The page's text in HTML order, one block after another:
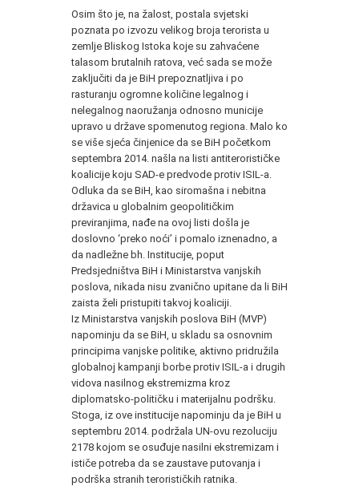
Osim što je, na žalost, postala svjetski
poznata po izvozu velikog broja terorista u
zemlje Bliskog Istoka koje su zahvaćene
talasom brutalnih ratova, već sada se može
zaključiti da je BiH prepoznatljiva i po
rasturanju ogromne količine legalnog i
nelegalnog naoružanja odnosno municije
upravo u države spomenutog regiona. Malo ko
se više sjeća činjenice da se BiH početkom
septembra 2014. našla na listi antiterorističke
koalicije koju SAD-e predvode protiv ISIL-a.
Odluka da se BiH, kao siromašna i nebitna
državica u globalnim geopolitičkim
previranjima, nađe na ovoj listi došla je
doslovno ‘preko noći’ i pomalo iznenadno, a
da nadležne bh. Institucije, poput
Predsjedništva BiH i Ministarstva vanjskih
poslova, nikada nisu zvanično upitane da li BiH
zaista želi pristupiti takvoj koaliciji.
Iz Ministarstva vanjskih poslova BiH (MVP)
napominju da se BiH, u skladu sa osnovnim
principima vanjske politike, aktivno pridružila
globalnoj kampanji borbe protiv ISIL-a i drugih
vidova nasilnog ekstremizma kroz
diplomatsko-političku i materijalnu podršku.
Stoga, iz ove institucije napominju da je BiH u
septembru 2014. podržala UN-ovu rezoluciju
2178 kojom se osuđuje nasilni ekstremizam i
ističe potreba da se zaustave putovanja i
podrška stranih terorističkih ratnika.